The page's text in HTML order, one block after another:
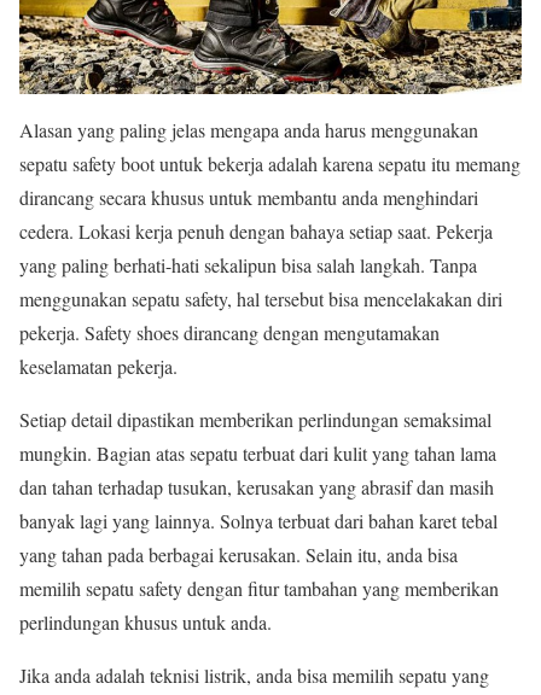
Alasan yang paling jelas mengapa anda harus menggunakan
sepatu safety boot untuk bekerja adalah karena sepatu itu memang
dirancang secara khusus untuk membantu anda menghindari
cedera. Lokasi kerja penuh dengan bahaya setiap saat. Pekerja
yang paling berhati-hati sekalipun bisa salah langkah. Tanpa
menggunakan sepatu safety, hal tersebut bisa mencelakakan diri
pekerja. Safety shoes dirancang dengan mengutamakan
keselamatan pekerja.
Setiap detail dipastikan memberikan perlindungan semaksimal
mungkin. Bagian atas sepatu terbuat dari kulit yang tahan lama
dan tahan terhadap tusukan, kerusakan yang abrasif dan masih
banyak lagi yang lainnya. Solnya terbuat dari bahan karet tebal
yang tahan pada berbagai kerusakan. Selain itu, anda bisa
memilih sepatu safety dengan fitur tambahan yang memberikan
perlindungan khusus untuk anda.
Jika anda adalah teknisi listrik, anda bisa memilih sepatu yang